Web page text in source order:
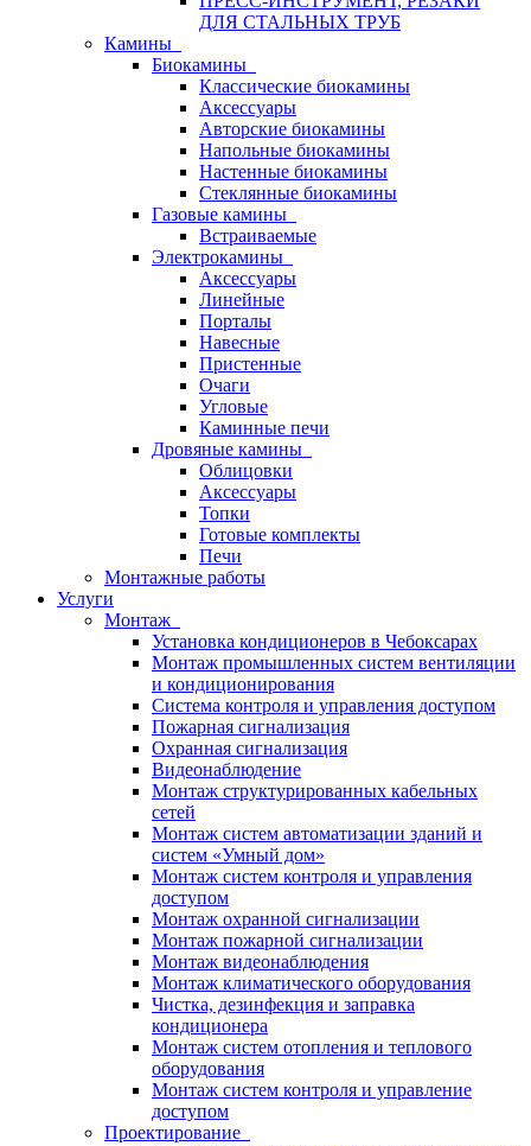
ДЛЯ СТАЛЬНЫХ ТРУБ
Камины
Биокамины
Классические биокамины
Аксессуары
Авторские биокамины
Напольные биокамины
Настенные биокамины
Стеклянные биокамины
Газовые камины
Встраиваемые
Электрокамины
Аксессуары
Линейные
Порталы
Навесные
Пристенные
Очаги
Угловые
Каминные печи
Дровяные камины
Облицовки
Аксессуары
Топки
Готовые комплекты
Печи
Монтажные работы
Услуги
Монтаж
Установка кондиционеров в Чебоксарах
Монтаж промышленных систем вентиляции
и кондиционирования
Система контроля и управления доступом
Пожарная сигнализация
Охранная сигнализация
Видеонаблюдение
Монтаж структурированных кабельных
сетей
Монтаж систем автоматизации зданий и
систем «Умный дом»
Монтаж систем контроля и управления
доступом
Монтаж охранной сигнализации
Монтаж пожарной сигнализации
Монтаж видеонаблюдения
Монтаж климатического оборудования
Чистка, дезинфекция и заправка
кондиционера
Монтаж систем отопления и теплового
оборудования
Монтаж систем контроля и управление
доступом
Проектирование